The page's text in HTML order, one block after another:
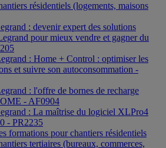
résidentiels (logements, maisons
: devenir expert des solutions
pour mieux vendre et gagner du
: Home + Control : optimiser les
et suivre son autoconsommation -
: l'offre de bornes de recharge
- AF0904
: La maîtrise du logiciel XLPro4
- PR2235
formations pour chantiers résidentiels
tertiaires (bureaux, commerces,